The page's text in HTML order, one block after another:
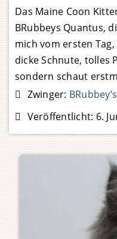
Das Maine Coon
BRubbeys Quantus,
mich vom ersten
dicke Schnute, tolles
sondern schaut
machen. Quantus
Zwinger: BRubbey’s
Veröffentlicht: 6.